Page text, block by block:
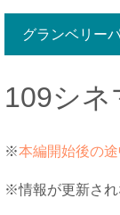
グランベリー
109シネ
※本編開始後の
※情報が更新され